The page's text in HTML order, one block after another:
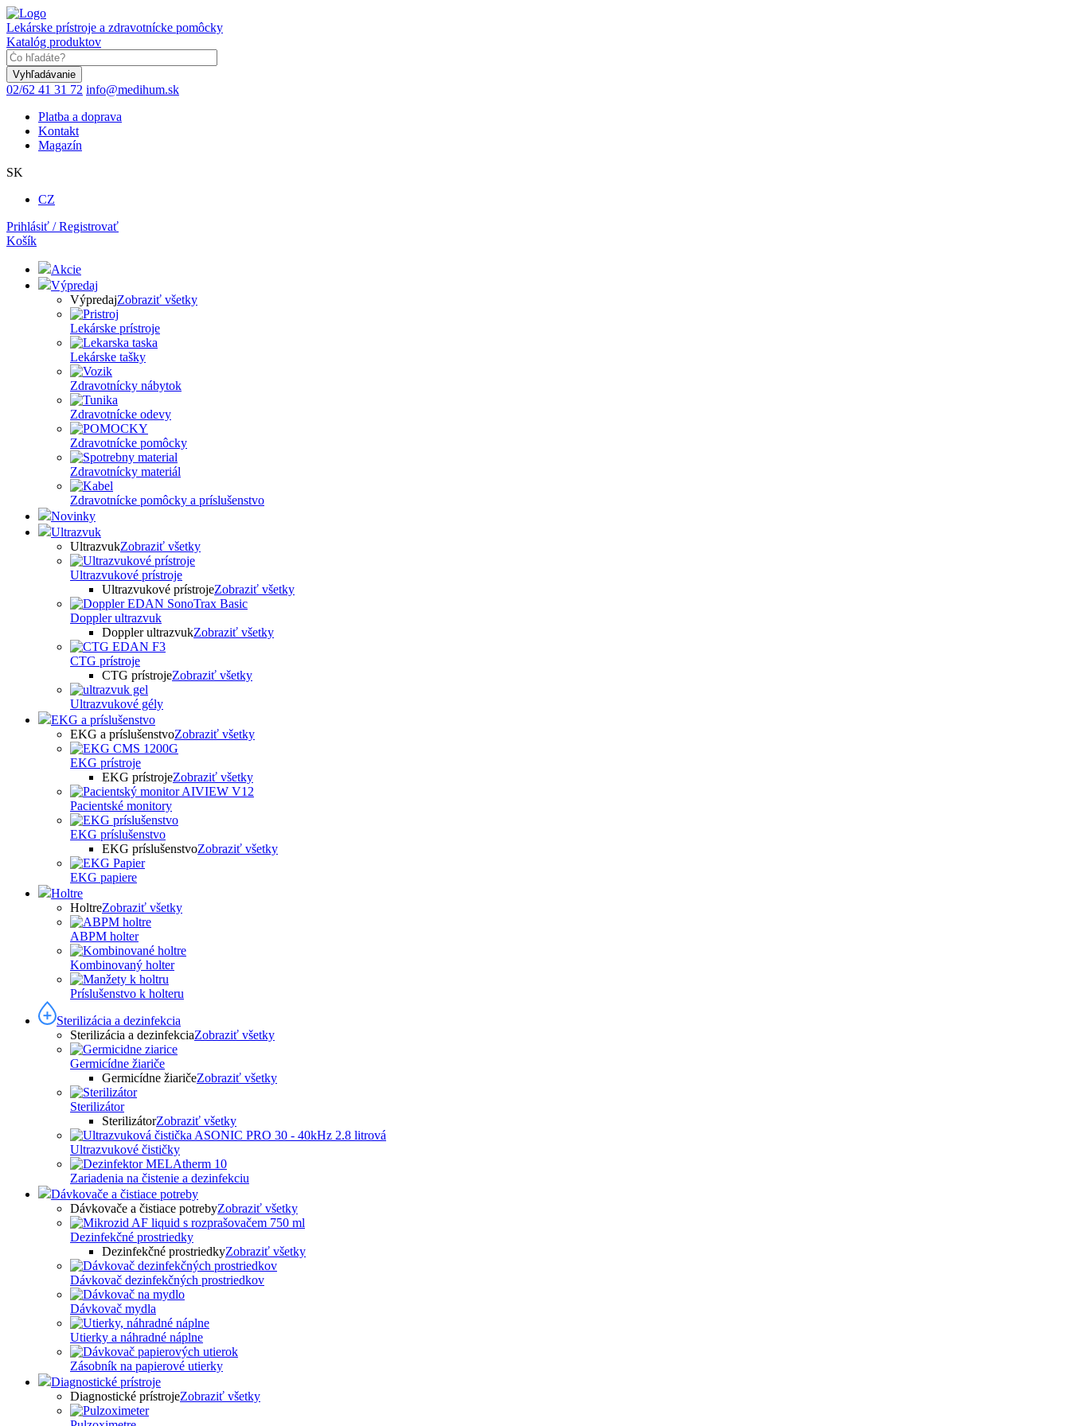
Skočiť
na
hlavný
obsah
Lekárske prístroje a zdravotnícke pomôcky
Katalóg produktov
02/62 41 31 72 info@medihum.sk
Platba a doprava
Kontakt
Magazín
SK
CZ
Prihlásiť / Registrovať
Košík
Akcie
Výpredaj
VýpredajZobraziť všetky
Lekárske prístroje
Lekárske tašky
Zdravotnícky nábytok
Zdravotnícke odevy
Zdravotnícke pomôcky
Zdravotnícky materiál
Zdravotnícke pomôcky a príslušenstvo
Novinky
Ultrazvuk
UltrazvukZobraziť všetky
Ultrazvukové prístroje
Ultrazvukové prístrojeZobraziť všetky
Doppler ultrazvuk
Doppler ultrazvukZobraziť všetky
CTG prístroje
CTG prístrojeZobraziť všetky
Ultrazvukové gély
EKG a príslušenstvo
EKG a príslušenstvoZobraziť všetky
EKG prístroje
EKG prístrojeZobraziť všetky
Pacientské monitory
EKG príslušenstvo
EKG príslušenstvoZobraziť všetky
EKG papiere
Holtre
HoltreZobraziť všetky
ABPM holter
Kombinovaný holter
Príslušenstvo k holteru
Sterilizácia a dezinfekcia
Sterilizácia a dezinfekciaZobraziť všetky
Germicídne žiariče
Germicídne žiaričeZobraziť všetky
Sterilizátor
SterilizátorZobraziť všetky
Ultrazvukové čističky
Zariadenia na čistenie a dezinfekciu
Dávkovače a čistiace potreby
Dávkovače a čistiace potrebyZobraziť všetky
Dezinfekčné prostriedky
Dezinfekčné prostriedkyZobraziť všetky
Dávkovač dezinfekčných prostriedkov
Dávkovač mydla
Utierky a náhradné náplne
Zásobník na papierové utierky
Diagnostické prístroje
Diagnostické prístrojeZobraziť všetky